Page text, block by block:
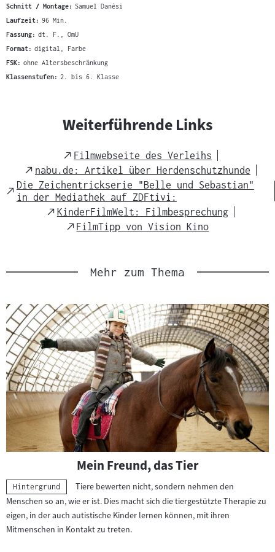
Schnitt / Montage: Samuel Danési
Laufzeit: 96 Min.
Fassung: dt. F., OmU
Format: digital, Farbe
FSK: ohne Altersbeschränkung
Klassenstufen: 2. bis 6. Klasse
Weiterführende Links
External
Link
Filmwebseite des Verleihs
External
Link
nabu.de: Artikel über Herdenschutzhunde
External
Link
Die Zeichentrickserie "Belle und Sebastian"
in der Mediathek auf ZDFtivi:
External
Link
KinderFilmWelt: Filmbesprechung
External
FilmTipp von Vision Kino
Mehr zum Thema
Mein Freund, das Tier
Kategorie:
Hintergrund
Tiere bewerten nicht, sondern nehmen den
Menschen so an, wie er ist. Dies macht sich die tiergestützte Therapie zu
eigen, in der auch autistische Kinder lernen können, mit ihren
Mitmenschen in Kontakt zu treten.